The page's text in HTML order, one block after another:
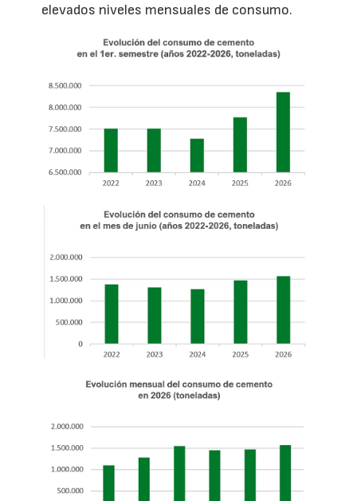
elevados niveles mensuales de consumo.